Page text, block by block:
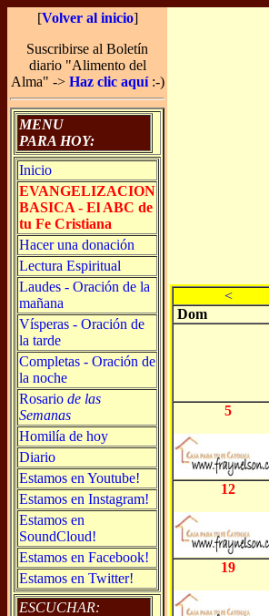
[Volver al inicio]
Suscribirse al Boletín
diario "Alimento del
Alma" -> Haz clic aquí:-)
MENU
PARA HOY:
Inicio
EVANGELIZACION
BASICA - El ABC de
tu Fe Cristiana
Hacer una donación
Lectura Espiritual
Laudes - Oración de la
mañana
Vísperas - Oración de
la tarde
Completas - Oración de
la noche
Rosario de las
Semanas
Homilía de hoy
Diario
Estamos en Youtube!
Estamos en Instagram!
Estamos en
SoundCloud!
Estamos en Facebook!
Estamos en Twitter!
ESCUCHAR:
<
Dom
5
12
19